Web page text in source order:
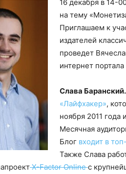
16 декабря в 14-
на тему
Приглашаем к
издателей
проведет
интернет портала
Слава Баранский.
«Лайфхакер»,
ноября 2011 года
Месячная
Блог входит в
Также Слава
X-Factor Onlineс